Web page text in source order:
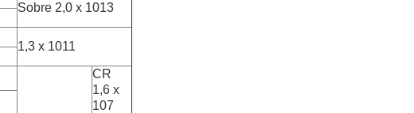
Sobre 2,0 x 1013
1,3 x 1011
CR
1,6 x
107